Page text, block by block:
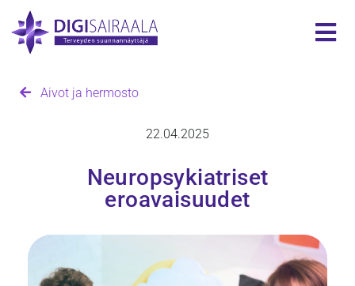
Aivot ja hermosto
22.04.2025
Neuropsykiatriset
eroavaisuudet